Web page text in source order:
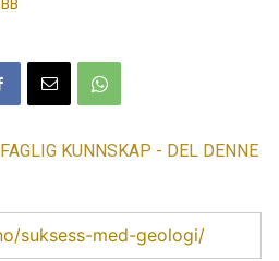
KUNNSKAP - DEL DENNE
suksess-med-geologi/